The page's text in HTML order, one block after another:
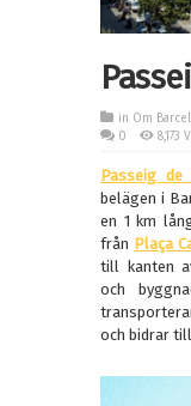
in Om
0
8,173
Passeig de
belägen i
en 1 km
från Plaça
till kanten
och
och bidrar